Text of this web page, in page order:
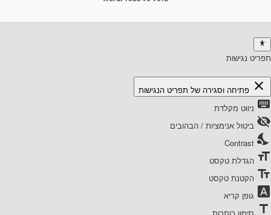
תפריט נגישות
close פתיחה וסגירה של תפריט הנגישות
keyboard ניווט מקלדת
visibility_off ביטול אנימציות / הבהובים
nights_stay
Contrast
format_size הגדלת טקסט
text_fields הקטנת טקסט
font_download גופן קריא
title